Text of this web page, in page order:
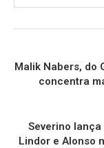
Malik Nabers, do
concentra
Severino
Lindor e Alonso